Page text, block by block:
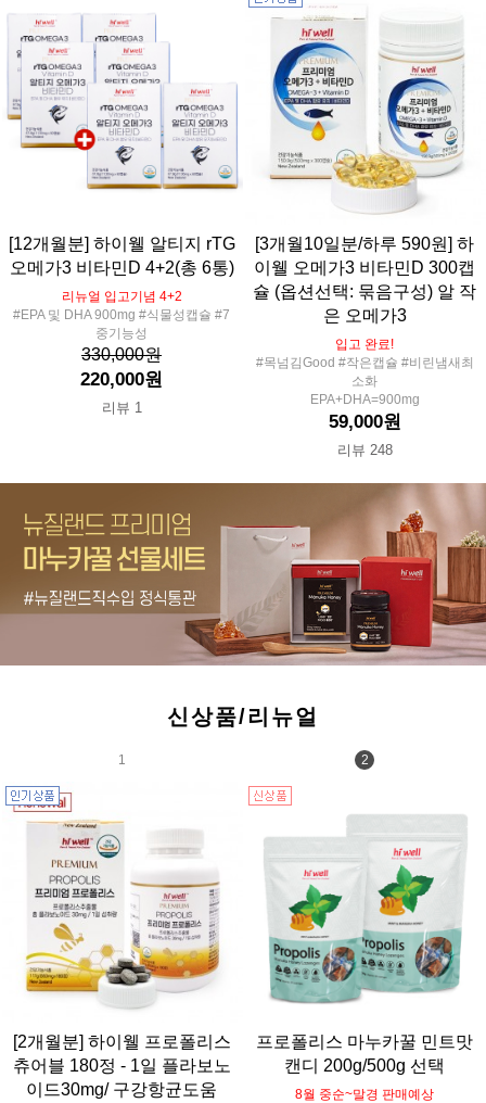
[12개월분] 하이웰 알티지 rTG
오메가3 비타민D 4+2(총 6통)
리뉴얼 입고기념 4+2
#EPA 및 DHA 900mg #식물성캡슐 #7
중기능성
330,000원
220,000원
리뷰 1
[3개월10일분/하루 590원] 하
이웰 오메가3 비타민D 300캡
슐 (옵션선택: 묶음구성) 알 작
은 오메가3
입고 완료!
#목넘김Good #작은캡슐 #비린냄새최
소화
EPA+DHA=900mg
59,000원
리뷰 248
신상품/리뉴얼
1 2
[2개월분] 하이웰 프로폴리스
츄어블 180정 - 1일 플라보노
이드30mg/ 구강항균도움
프로폴리스 마누카꿀 민트맛
캔디 200g/500g 선택
8월 중순~말경 판매예상